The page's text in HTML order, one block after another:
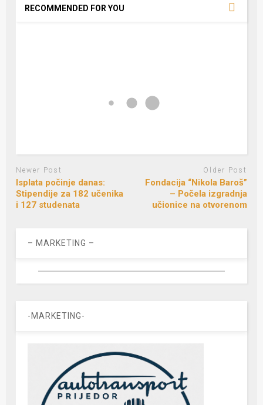
RECOMMENDED FOR YOU
Newer Post
Isplata počinje danas:
Stipendije za 182 učenika
i 127 studenata
Older Post
Fondacija “Nikola Baroš”
– Počela izgradnja
učionice na otvorenom
– MARKETING –
-MARKETING-